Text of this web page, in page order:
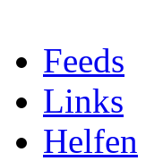
Feeds
Links
Helfen